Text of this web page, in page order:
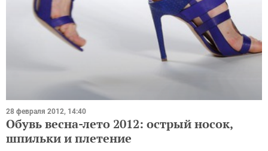
28 февраля 2012, 14:40
Обувь весна-лето 2012: острый носок,
шпильки и плетение